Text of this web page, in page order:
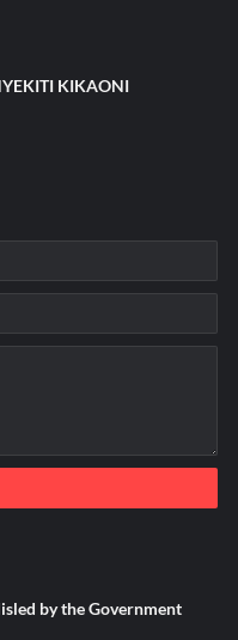
KIKAONI
by the Government